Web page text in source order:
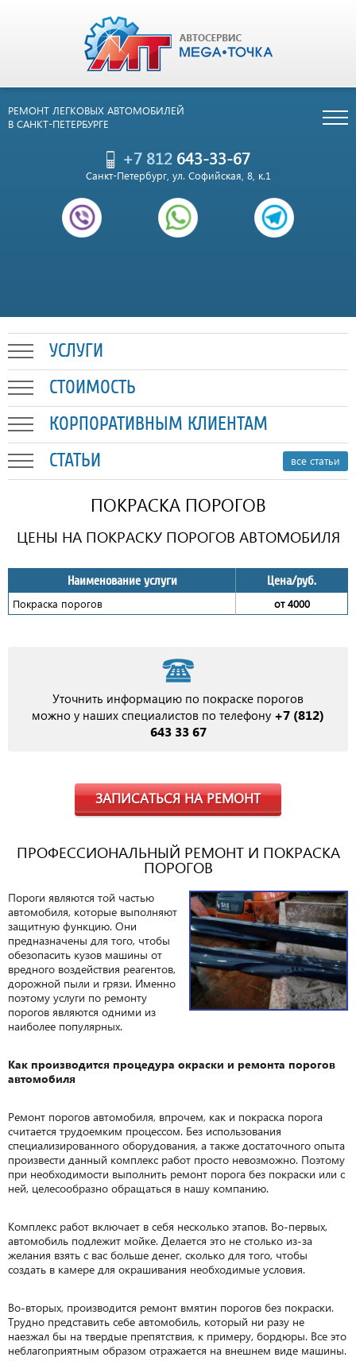
РЕМОНТ ЛЕГКОВЫХ АВТОМОБИЛЕЙ
В САНКТ-ПЕТЕРБУРГЕ
+7 812643-33-67
Санкт-Петербург, ул. Софийская, 8, к.1
УСЛУГИ
СТОИМОСТЬ
КОРПОРАТИВНЫМ КЛИЕНТАМ
СТАТЬИ
все статьи
ПОКРАСКА ПОРОГОВ
ЦЕНЫ НА ПОКРАСКУ ПОРОГОВ АВТОМОБИЛЯ
Наименование услуги Цена/руб.
Покраска порогов от 4000
Уточнить информацию по покраске порогов
можно у наших специалистов по телефону +7 (812)
643 33 67
ЗАПИСАТЬСЯ НА РЕМОНТ
ПРОФЕССИОНАЛЬНЫЙ РЕМОНТ И ПОКРАСКА
ПОРОГОВ
Пороги являются той частью
автомобиля, которые выполняют
защитную функцию. Они
предназначены для того, чтобы
обезопасить кузов машины от
вредного воздействия реагентов,
дорожной пыли и грязи. Именно
поэтому услуги по ремонту
порогов являются одними из
наиболее популярных.
Как производится процедура окраски и ремонта порогов
автомобиля
Ремонт порогов автомобиля, впрочем, как и покраска порога
считается трудоемким процессом. Без использования
специализированного оборудования, а также достаточного опыта
произвести данный комплекс работ просто невозможно. Поэтому
при необходимости выполнить ремонт порога без покраски или с
ней, целесообразно обращаться в нашу компанию.
Комплекс работ включает в себя несколько этапов. Во-первых,
автомобиль подлежит мойке. Делается это не столько из-за
желания взять с вас больше денег, сколько для того, чтобы
создать в камере для окрашивания необходимые условия.
Во-вторых, производится ремонт вмятин порогов без покраски.
Трудно представить себе автомобиль, который ни разу не
наезжал бы на твердые препятствия, к примеру, бордюры. Все это
неблагоприятным образом отражается на внешнем виде машины.